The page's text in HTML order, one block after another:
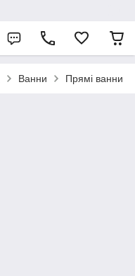
Ванни Прямі ванни